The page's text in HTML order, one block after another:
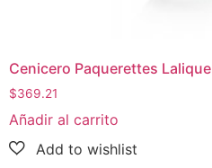
Cenicero Paquerettes Lalique
$369.21
Añadir al carrito